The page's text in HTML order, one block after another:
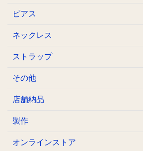
ピアス
ネックレス
ストラップ
その他
店舗納品
製作
オンラインストア